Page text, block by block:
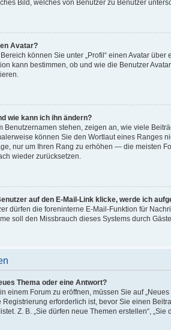
Bild, welches von Benutzer zu Benutzer
Avatar?
können Sie unter „Profil“ einen Avatar
kann bestimmen, ob und wie die Benutzer
wie kann ich ihn ändern?
Benutzernamen stehen, zeigen an, wie viele
können Sie den Wortlaut eines Ranges
nur um Ihren Rang zu erhöhen — die meisten
wieder zurücksetzen.
auf den E-Mail-Link klicke, werde ich
dürfen die foreninterne E-Mail-Funktion für
soll den Missbrauch dieses Systems durch
Thema oder eine Antwort?
einem Forum zu eröffnen, müssen Sie auf
Registrierung erforderlich ist, bevor Sie einen
Z. B. „Sie dürfen neue Themen erstellen“,